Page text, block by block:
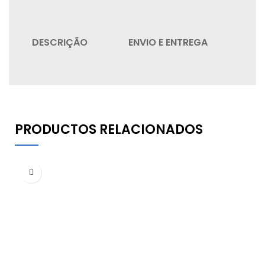
DESCRIÇÃO ENVIO E ENTREGA
PRODUCTOS RELACIONADOS